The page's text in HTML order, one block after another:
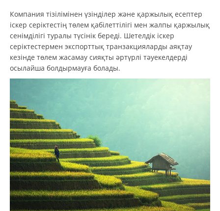
Компания тізілімінен үзінділер және қаржылық есептер
іскер серіктестің төлем қабілеттілігі мен жалпы қаржылық
сенімділігі туралы түсінік береді. Шетелдік іскер
серіктестермен экспорттық транзакцияларды аяқтау
кезінде төлем жасамау сияқты әртүрлі тәуекелдерді
осылайша болдырмауға болады.